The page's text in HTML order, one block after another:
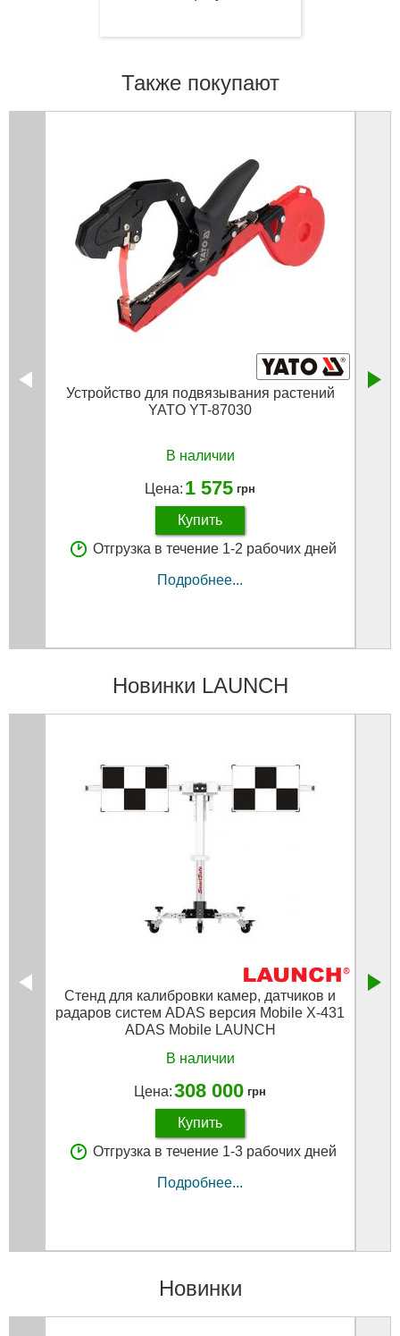
Также покупают
Устройство для подвязывания растений
YATO YT-87030
В наличии
Цена: 1 575 грн
Купить
Отгрузка в течение 1-2 рабочих дней
Подробнее...
Новинки LAUNCH
Стенд для калибровки камер, датчиков и
радаров систем ADAS версия Mobile X-431
ADAS Mobile LAUNCH
В наличии
Цена:308 000 грн
Купить
Отгрузка в течение 1-3 рабочих дней
Подробнее...
Новинки